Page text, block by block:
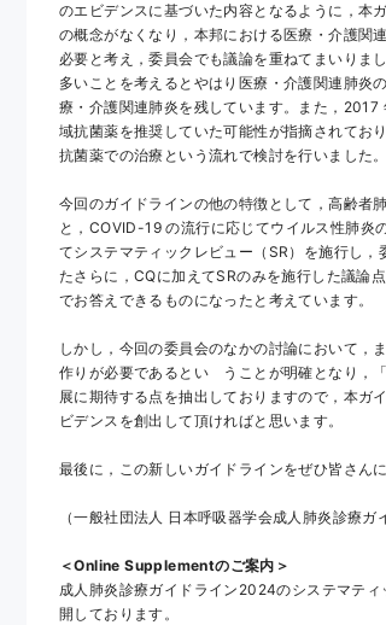
のエビデンスに基づいた内容となるように，本
の概念がなくなり，本邦における医療・介護関
必要と考え，委員会でも議論を重ねてまいりま
多いことを考えるとやはり医療・介護関連肺炎
療・介護関連肺炎を残しています。また，
域抗菌薬を推奨していた可能性が指摘されてお
抗菌薬での治療という流れで検討を行いました。
今回のガイドラインの他の特徴として，高齢者
と，COVID-19 の流行に応じてウイルス性肺炎
てシステマティックレビュー（SR）を施行し
たさらに，CQに加えてSRのみを施行した議論
でお答えできるものになったと考えています。
しかし，今回の委員会のなかの討論において，
作りが必要であるとい　うことが明確となり
展に期待する点を抽出しておりますので，本ガ
ビデンスを創出して頂ければと思います。
最後に，この新しいガイドラインをぜひ皆さん
（一般社団法人 日本呼吸器学会成人肺炎診療
＜Online Supplementのご案内＞
成人肺炎診療ガイドライン2024のシステマテ
開しております。